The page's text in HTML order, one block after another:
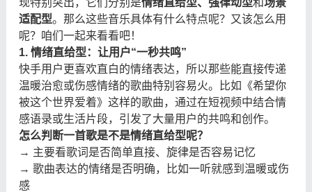
适配型。那么这些音乐具体有什么特点呢？又该怎么用
呢？咱们一起来看看吧！
1. 情绪直给型：让用户“一秒共鸣”
快手用户更喜欢直白的情绪表达，所以那些能直接传递
温暖治愈或伤感情绪的歌曲特别容易火。比如《希望你
被这个世界爱着》这样的歌曲，通过在短视频中结合情
感语录或生活片段，引发了大量用户的共鸣和创作。
怎么判断一首歌是不是情绪直给型呢？
→ 主要看歌词是否简单直接、旋律是否容易记忆
→ 歌曲表达的情绪是否明确，比如一听就感到温暖或伤
感